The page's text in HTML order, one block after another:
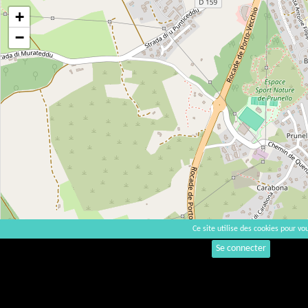
+
−
Se connecter
Ce site utilise des cookies pour